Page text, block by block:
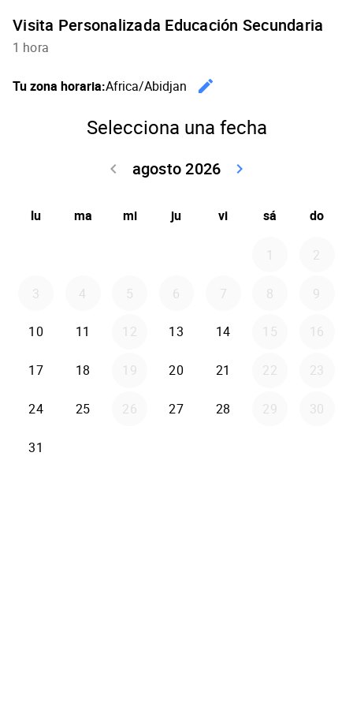
Visita Personalizada Educación Secundaria
1 hora
Tu zona horaria:Africa/Abidjan
edit
Selecciona una fecha
agosto 2026
keyboard_arrow_left
keyboard_arrow_right
lu ma mi ju vi sá do
1 2
3 4 5 6 7 8 9
10 11 12 13 14 15 16
17 18 19 20 21 22 23
24 25 26 27 28 29 30
31